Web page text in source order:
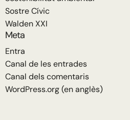
Sostre Cívic
Walden XXI
Meta
Entra
Canal de les entrades
Canal dels comentaris
WordPress.org (en anglès)